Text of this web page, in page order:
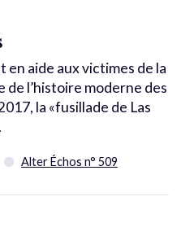
en aide aux victimes de la
de l’histoire moderne des
la «fusillade de Las
Alter Échos n° 509